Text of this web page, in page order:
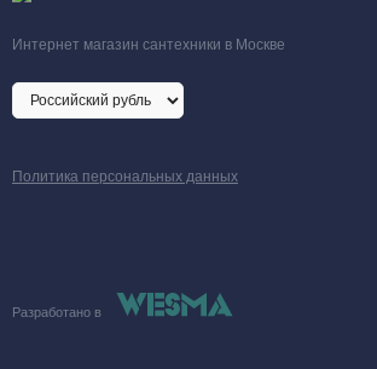
Интернет магазин сантехники в Москве
Политика персональных данных
Разработано в